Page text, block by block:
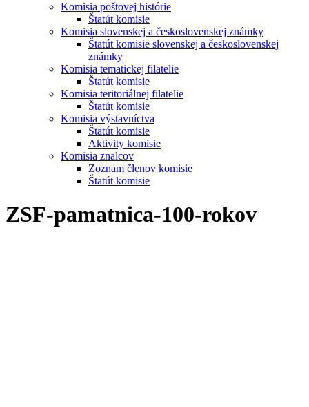
Komisia poštovej histórie
Štatút komisie
Komisia slovenskej a československej známky
Štatút komisie slovenskej a československej
známky
Komisia tematickej filatelie
Štatút komisie
Komisia teritoriálnej filatelie
Štatút komisie
Komisia výstavníctva
Štatút komisie
Aktivity komisie
Komisia znalcov
Zoznam členov komisie
Štatút komisie
ZSF-pamatnica-100-rokov